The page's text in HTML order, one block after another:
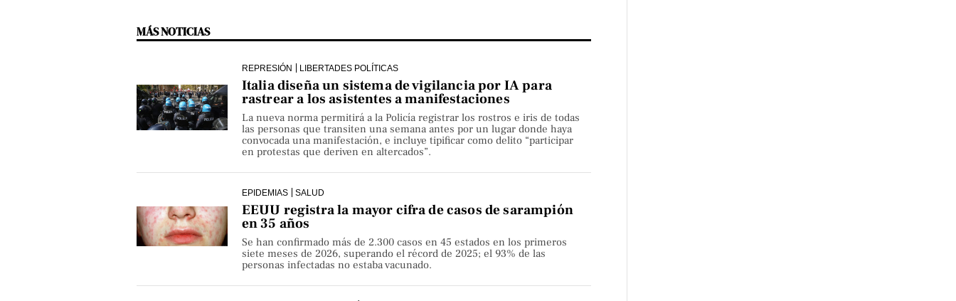
MÁS NOTICIAS
REPRESIÓN LIBERTADES POLÍTICAS
Italia diseña un sistema de vigilancia por IA para
rastrear a los asistentes a manifestaciones
La nueva norma permitirá a la Policía registrar los rostros e iris de todas
las personas que transiten una semana antes por un lugar donde haya
convocada una manifestación, e incluye tipificar como delito “participar
en protestas que deriven en altercados”.
EPIDEMIAS SALUD
EEUU registra la mayor cifra de casos de sarampión
en 35 años
Se han confirmado más de 2.300 casos en 45 estados en los primeros
siete meses de 2026, superando el récord de 2025; el 93% de las
personas infectadas no estaba vacunado.